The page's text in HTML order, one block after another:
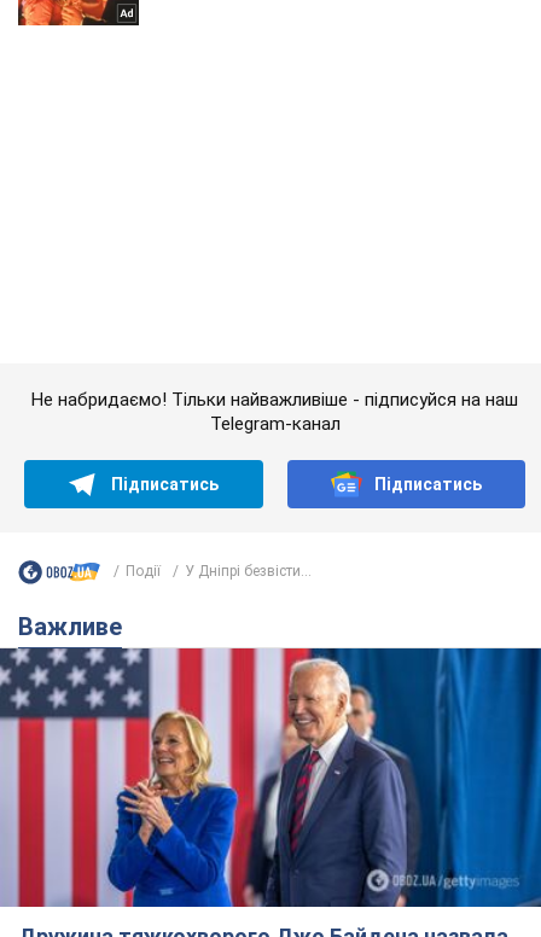
перший симптом, який сигналізував про його
"агресивний" рак
Спершу лікарі не надали цьому належної уваги
16,5 т.
Відпустка Лесі Нікітюк у Карпатах
обернулася скандалом: чому ведучу
несправедливо захейтили
Знаменитість вийшла на пряму комунікацію в
мережі та розставила всі крапки над "і"